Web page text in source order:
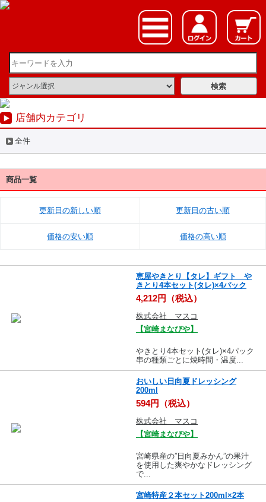
店舗内カテゴリ
全件
商品一覧
更新日の新しい順 更新日の古い順
価格の安い順 価格の高い順
恵屋やきとり【タレ】ギフト や
きとり4本セット(タレ)×4パック
4,212円（税込）
株式会社 マスコ
【宮崎まなびや】
やきとり4本セット(タレ)×4パック
串の種類ごとに焼時間・温度...
おいしい日向夏ドレッシング
200ml
594円（税込）
株式会社 マスコ
【宮崎まなびや】
宮崎県産の”日向夏みかん”の果汁
を使用した爽やかなドレッシング
で...
宮崎特産２本セット200ml×2本